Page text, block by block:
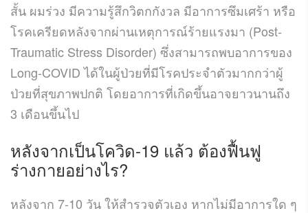
สั้น ผมร่วง มีความรู้สึกวิตกกังวล มีอาการซึมเศร้า หรือ
โรคเครียดหลังจากผ่านเหตุการณ์ร้ายแรงมา (Post-
Traumatic Stress Disorder) ซึ่งสามารถพบอาการของ
Long-COVID ได้ในผู้ป่วยที่มีโรคประจำตัวมากกว่าผู้
ป่วยที่สุขภาพปกติ โดยอาการที่เกิดขึ้นอาจยาวนานถึง
3 เดือนขึ้นไป
หลังจากเป็นโควิด-19 แล้ว ต้องฟื้นฟู
ร่างกายอย่างไร?
หลังจาก 7-10 วัน ให้สำรวจตัวเอง หากไม่มีอาการใด ๆ